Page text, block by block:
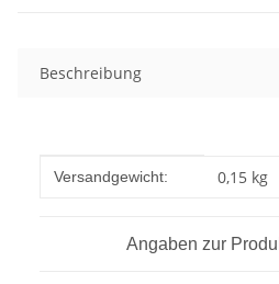
Beschreibung
Produkteigenschaft
Wert
Versandgewicht: 0,15 kg
Angaben zur